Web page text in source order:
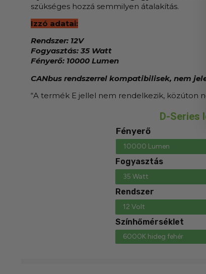
szükséges hozzá semmilyen átalakítás.
Izzó adatai:
Rendszer: 12V
Fogyasztás: 35 Watt
Fényerő: 10000 Lumen
CANbus rendszerrel kompatibilisek, nem
“A termék E jellel nem rendelkezik, közúton
D-Series
Fényerő
10000 Lumen
Fogyasztás
35 Watt
Rendszer
12 Volt
Színhőmérséklet
6000K hideg fehér